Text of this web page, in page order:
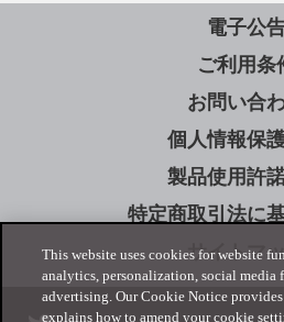
電子公
ご利用条
お問い合
個人情報保
製品使用許
特定商取引法に
サイトマ
This website uses cookies for website
analytics, personalization, social media
advertising. Our Cookie Notice
explains how to amend your cookie